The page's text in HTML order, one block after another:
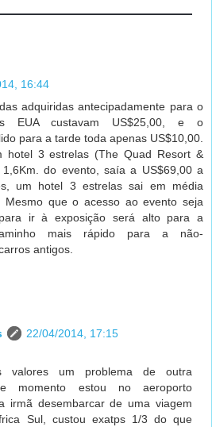
16:44
adquiridas antecipadamente para o
EUA custavam US$25,00, e o
para a tarde toda apenas US$10,00.
hotel 3 estrelas (The Quad Resort &
do evento, saía a US$69,00 a
um hotel 3 estrelas sai em média
Mesmo que o acesso ao evento seja
ir à exposição será alto para a
mais rápido para a não-
antigos.
22/04/2014, 17:15
valores um problema de outra
momento estou no aeroporto
irmã desembarcar de uma viagem
Sul, custou exatps 1/3 do que